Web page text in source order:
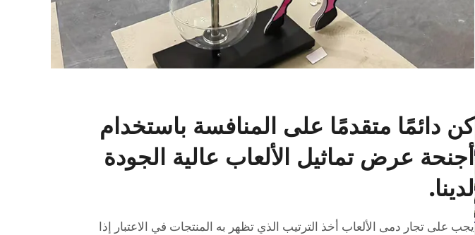
كن دائمًا متقدمًا على المنافسة باستخدام
أجنحة عرض تماثيل الألعاب عالية الجودة
لدينا.
يجب على تجار دمى الألعاب أخذ الترتيب الذي تظهر به المنتجات في الاعتبار إذا